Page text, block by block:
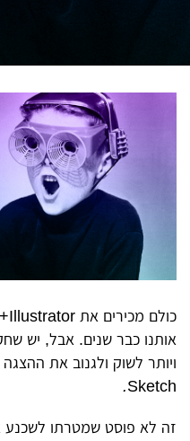
כולם מכירים את
אותנו כבר שנים. אבל, יש
ויותר לשוק ולגנוב את
Sketch
.
זה לא פוסט שמטרתו